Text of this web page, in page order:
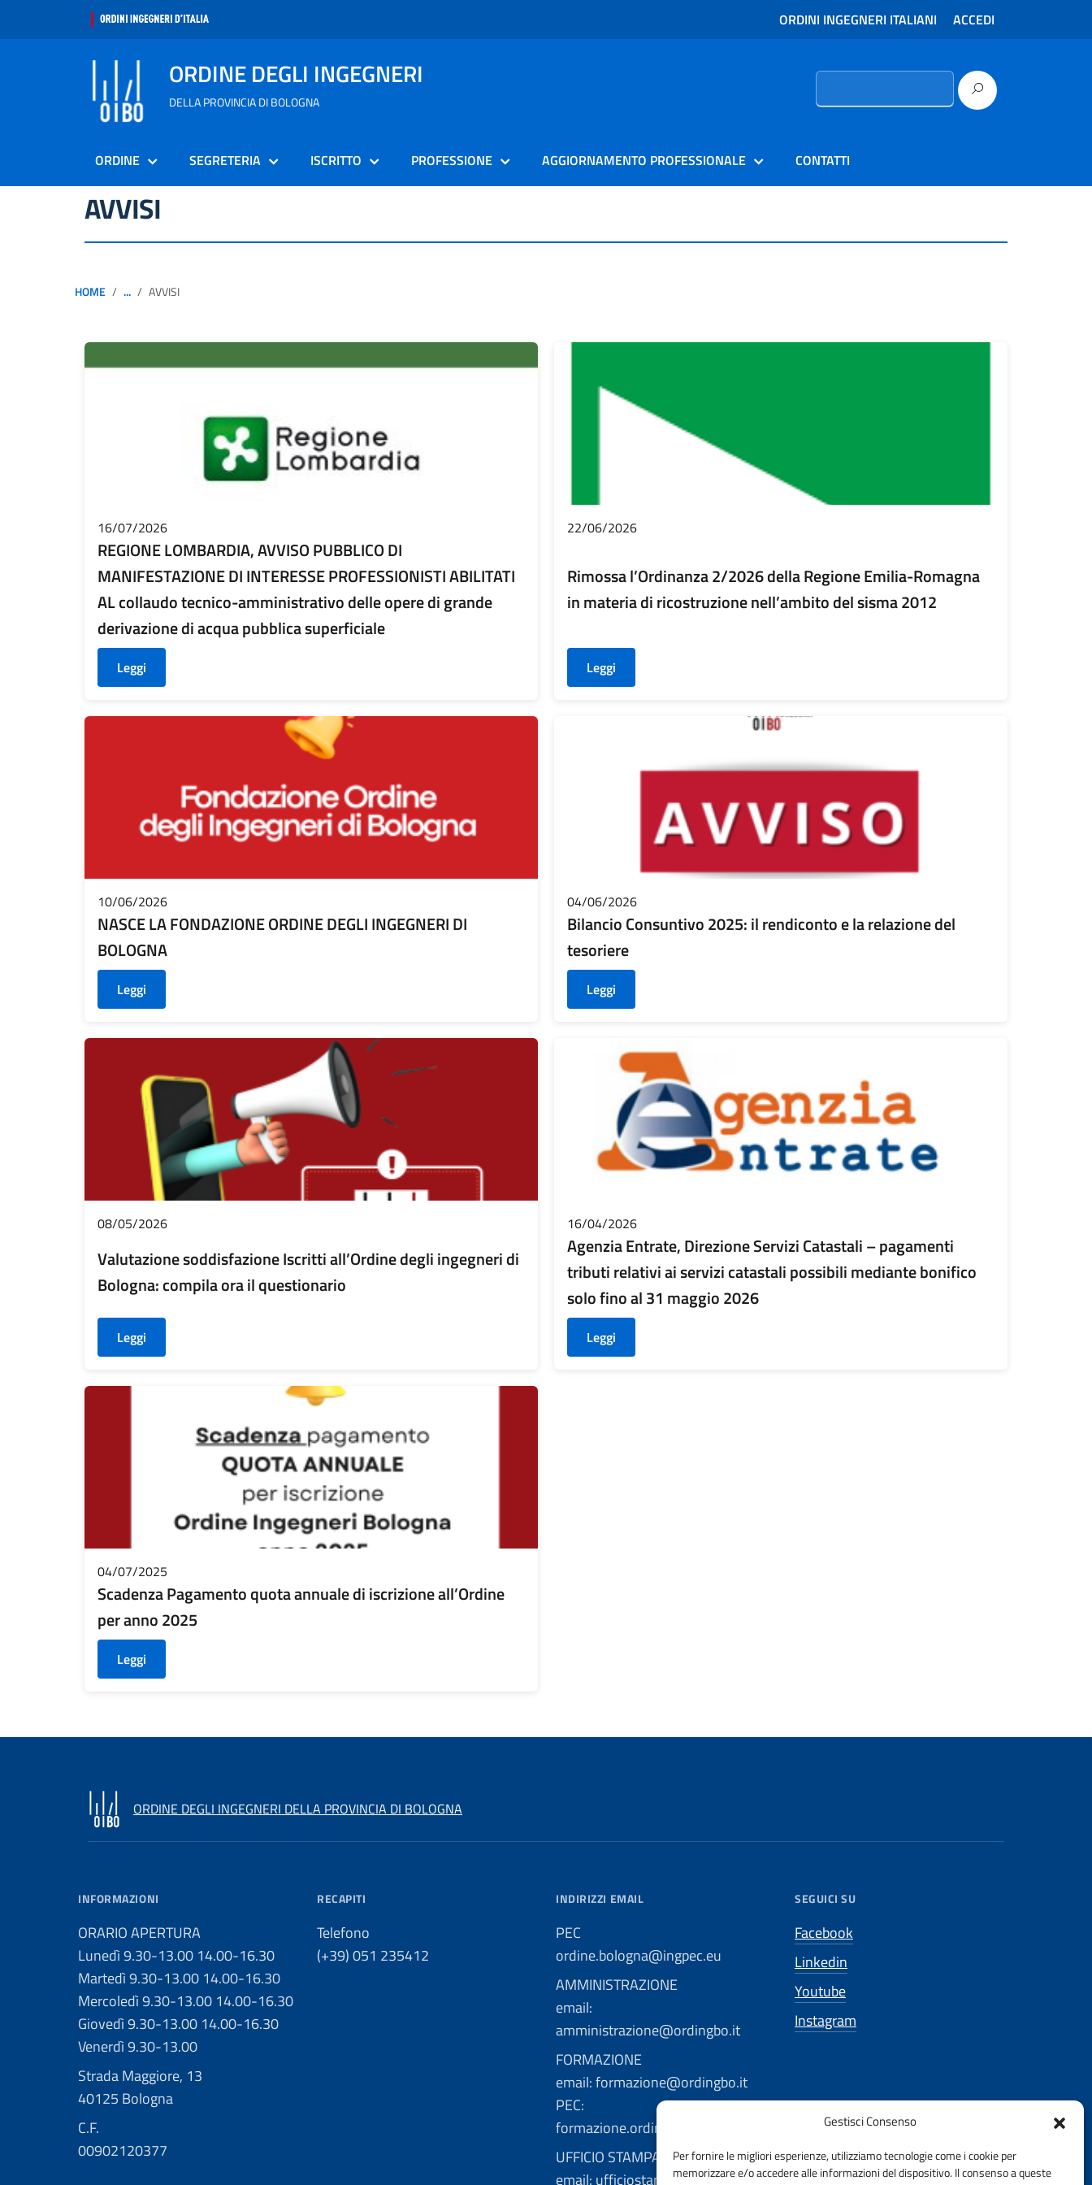
Gestisci Consenso
Per fornire le migliori esperienze, utilizziamo tecnologie come i cookie per
memorizzare e/o accedere alle informazioni del dispositivo. Il consenso a queste
ORDINI INGEGNERI ITALIANI ACCEDI
ORDINE DEGLI INGEGNERI
DELLA PROVINCIA DI BOLOGNA
Ricerca
ORDINE SEGRETERIA ISCRITTO PROFESSIONE AGGIORNAMENTO PROFESSIONALE CONTATTI
AVVISI
HOME ... AVVISI
16/07/2026
REGIONE LOMBARDIA, AVVISO PUBBLICO DI
MANIFESTAZIONE DI INTERESSE PROFESSIONISTI ABILITATI
AL collaudo tecnico-amministrativo delle opere di grande
derivazione di acqua pubblica superficiale
Leggi
22/06/2026
Rimossa l’Ordinanza 2/2026 della Regione Emilia-Romagna
in materia di ricostruzione nell’ambito del sisma 2012
Leggi
10/06/2026
NASCE LA FONDAZIONE ORDINE DEGLI INGEGNERI DI
BOLOGNA
Leggi
04/06/2026
Bilancio Consuntivo 2025: il rendiconto e la relazione del
tesoriere
Leggi
08/05/2026
Valutazione soddisfazione Iscritti all’Ordine degli ingegneri di
Bologna: compila ora il questionario
Leggi
16/04/2026
Agenzia Entrate, Direzione Servizi Catastali – pagamenti
tributi relativi ai servizi catastali possibili mediante bonifico
solo fino al 31 maggio 2026
Leggi
04/07/2025
Scadenza Pagamento quota annuale di iscrizione all’Ordine
per anno 2025
Leggi
ORDINE DEGLI INGEGNERI DELLA PROVINCIA DI BOLOGNA
INFORMAZIONI
ORARIO APERTURA
Lunedì 9.30-13.00 14.00-16.30
Martedì 9.30-13.00 14.00-16.30
Mercoledì 9.30-13.00 14.00-16.30
Giovedì 9.30-13.00 14.00-16.30
Venerdì 9.30-13.00
Strada Maggiore, 13
40125 Bologna
C.F.
00902120377
RECAPITI
Telefono
(+39) 051 235412
INDIRIZZI EMAIL
PEC
ordine.bologna@ingpec.eu
AMMINISTRAZIONE
email:
amministrazione@ordingbo.it
FORMAZIONE
email: formazione@ordingbo.it
PEC:
formazione.ordingbo@ingpec.eu
UFFICIO STAMPA
email: ufficiostampa@ordingbo.it
SEGUICI SU
Facebook
Linkedin
Youtube
Instagram